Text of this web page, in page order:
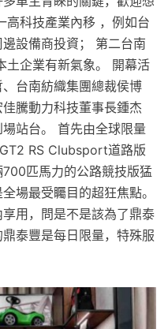
高科技產業內移 ，例如台
設備商投資； 第二台南
土企業有新氣象。 開幕活
台南紡織集團總裁侯博
騰動力科技董事長鍾杰
站台。 首先由全球限量
RS Clubsport道路版
匹馬力的公路競技版猛
場最受矚目的超狂焦點。
用，問是不是該為了鼎泰
泰豐是每日限量，特殊服